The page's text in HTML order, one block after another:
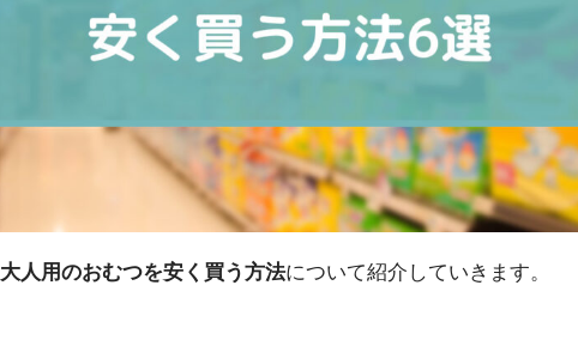
大人用のおむつを安く買う方法について紹介していきます。